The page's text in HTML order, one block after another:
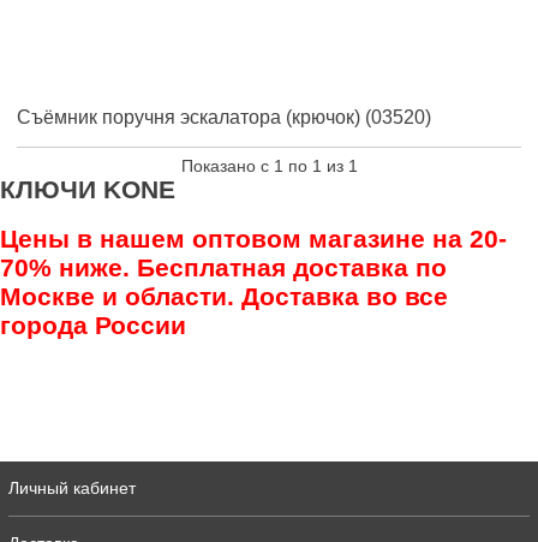
Съёмник поручня эскалатора (крючок) (03520)
Показано с 1 по 1 из 1
КЛЮЧИ KONE
Цены в нашем оптовом магазине на 20-
70% ниже. Бесплатная доставка по
Москве и области. Доставка во все
города России
Личный кабинет